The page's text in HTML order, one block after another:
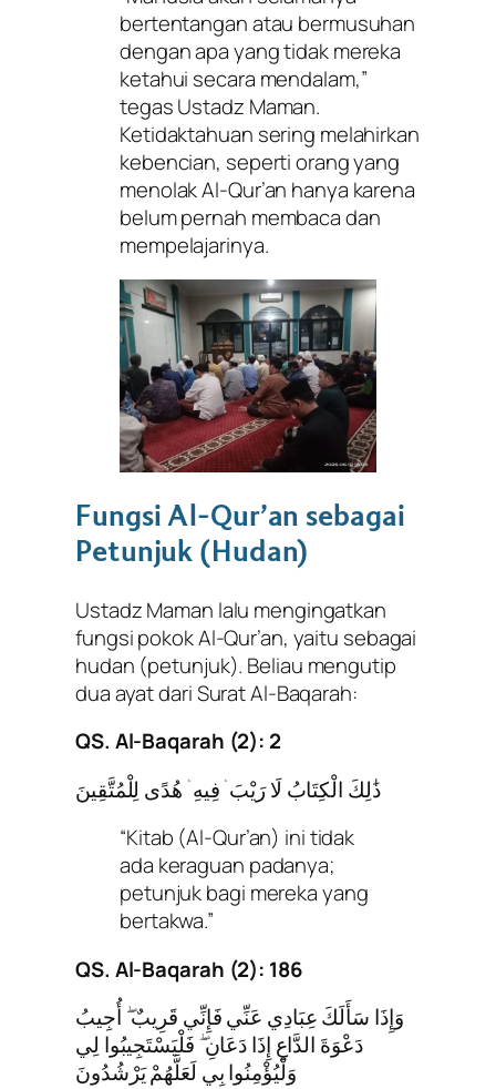
bertentangan atau bermusuhan
dengan apa yang tidak mereka
ketahui secara mendalam,”
tegas Ustadz Maman.
Ketidaktahuan sering melahirkan
kebencian, seperti orang yang
menolak Al-Qur’an hanya karena
belum pernah membaca dan
mempelajarinya.
Fungsi Al-Qur’an sebagai
Petunjuk (Hudan)
Ustadz Maman lalu mengingatkan
fungsi pokok Al-Qur’an, yaitu sebagai
hudan (petunjuk). Beliau mengutip
dua ayat dari Surat Al-Baqarah:
QS. Al-Baqarah (2): 2
ذَٰلِكَ الْكِتَابُ لَا رَيْبَ ۛ فِيهِ ۛ هُدًى لِلْمُتَّقِينَ
“Kitab (Al-Qur’an) ini tidak
ada keraguan padanya;
petunjuk bagi mereka yang
bertakwa.”
QS. Al-Baqarah (2): 186
وَإِذَا سَأَلَكَ عِبَادِي عَنِّي فَإِنِّي قَرِيبٌ ۖ أُجِيبُ
دَعْوَةَ الدَّاعِ إِذَا دَعَانِ ۖ فَلْيَسْتَجِيبُوا لِي
وَلْيُؤْمِنُوا بِي لَعَلَّهُمْ يَرْشُدُونَ